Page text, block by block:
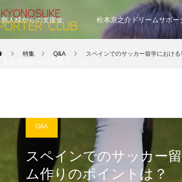
個人様からの支援金 松本京之介ドリームサポー
特集 Q&A スペインでのサッカー留学におけ
Q&A
スペインでのサッカー
ム作りのポイントは？